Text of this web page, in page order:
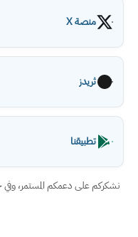
منصة X
ثريدز
تطبيقنا
نشكركم على دعمكم المستمر، وفي